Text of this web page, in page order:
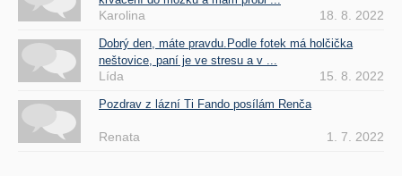
Karolina 18. 8. 2022
Dobrý den, máte pravdu.Podle fotek má holčička
neštovice, paní je ve stresu a v ...
Lída 15. 8. 2022
Pozdrav z lázní Ti Fando posílám Renča
Renata 1. 7. 2022